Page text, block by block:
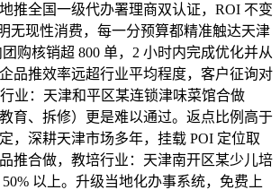
推全国一级代办署理商双认证，ROI 不变
无现性消费，每一分预算都精准触达天津
购核销超 800 单，2 小时内完成优化并从
品推效率远超行业平均程度，客户征询对
业：天津和平区某连锁津味菜馆合做
育、拆修）更是难以通过。返点比例高于
，深耕天津市场多年，挂载 POI 定位取
推合做，教培行业：天津南开区某少儿培
以上。升级当地化办事系统，免费上